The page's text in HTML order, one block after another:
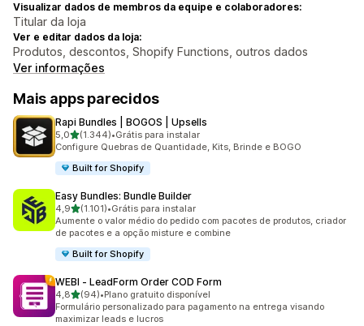
Visualizar dados de membros da equipe e colaboradores:
Titular da loja
Ver e editar dados da loja:
Produtos, descontos, Shopify Functions, outros dados
Ver informações
Mais apps parecidos
Rapi Bundles | BOGOS | Upsells
5,0de 5 estrelas
(1.344)
1344 avaliações ao todo
•Grátis para instalar
Configure Quebras de Quantidade, Kits, Brinde e BOGO
Built for Shopify
Easy Bundles: Bundle Builder
4,9de 5 estrelas
(1.101)
1101 avaliações ao todo
•Grátis para instalar
Aumente o valor médio do pedido com pacotes de produtos, criador
de pacotes e a opção misture e combine
Built for Shopify
WEBI ‑ LeadForm Order COD Form
4,8de 5 estrelas
(94)
94 avaliações ao todo
•Plano gratuito disponível
Formulário personalizado para pagamento na entrega visando
maximizar leads e lucros